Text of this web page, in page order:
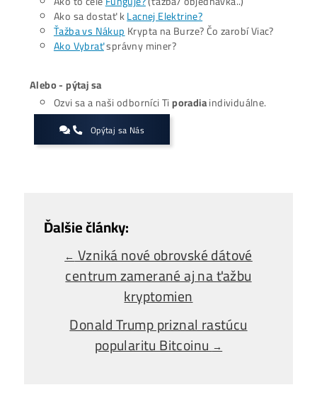
kapitálových ziskov z predaja kryptomeny,
rovnako aj daň z akéhokoľvek príjmu získaného z
ako je ťažba kryptomien.
Zaujíma ťa Ťažba Viac?
Koľko minereZarábajú
Ako to celéFunguje?(ťažba/ objednávka..)
Ozvi sa a naši odborníci Tiporadiaindividuálne.
Opýtaj sa Nás